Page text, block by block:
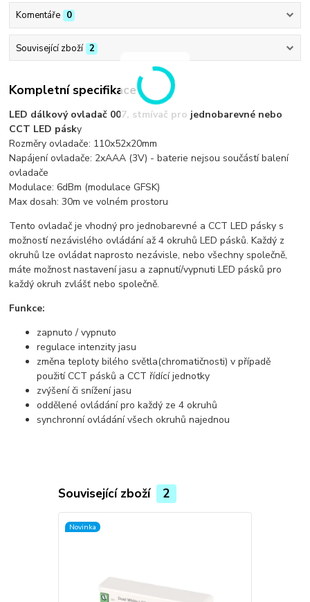
Komentáře 0
Související zboží 2
Kompletní specifikace
LED dálkový ovladač 007, stmívač pro jednobarevné nebo
CCT LED pásky
Rozměry ovladače: 110x52x20mm
Napájení ovladače: 2xAAA (3V) - baterie nejsou součástí balení
ovladače
Modulace: 6dBm (modulace GFSK)
Max dosah: 30m ve volném prostoru
Tento ovladač je vhodný pro jednobarevné a CCT LED pásky s
možností nezávislého ovládání až 4 okruhů LED pásků. Každý z
okruhů lze ovládat naprosto nezávisle, nebo všechny společně,
máte možnost nastavení jasu a zapnutí/vypnuti LED pásků pro
každý okruh zvlášť nebo společně.
Funkce:
zapnuto / vypnuto
regulace intenzity jasu
změna teploty bilého světla(chromatičnosti) v případě
použití CCT pásků a CCT řídící jednotky
zvýšení či snížení jasu
oddělené ovládání pro každý ze 4 okruhů
synchronní ovládání všech okruhů najednou
Související zboží 2
Novinka